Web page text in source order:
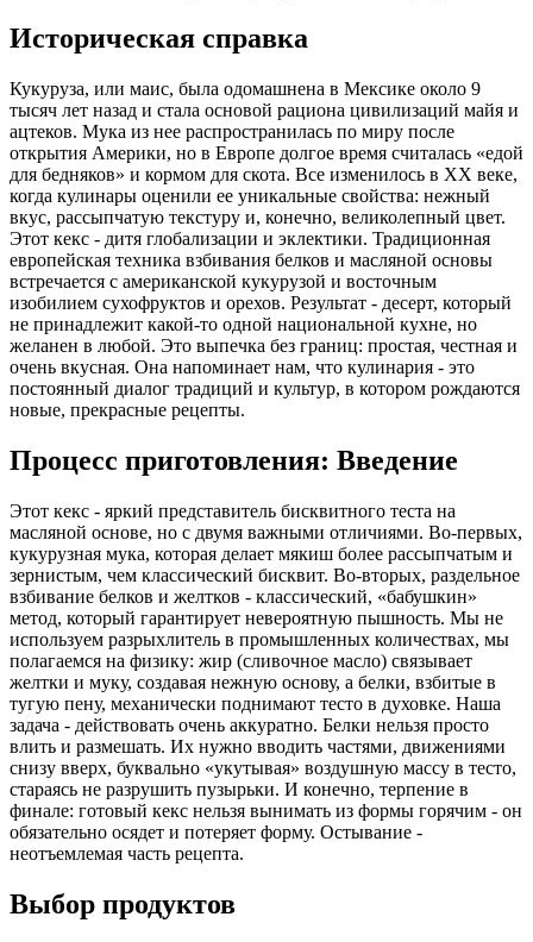
Историческая справка
Кукуруза, или маис, была одомашнена в Мексике около 9
тысяч лет назад и стала основой рациона цивилизаций майя и
ацтеков. Мука из нее распространилась по миру после
открытия Америки, но в Европе долгое время считалась «едой
для бедняков» и кормом для скота. Все изменилось в XX веке,
когда кулинары оценили ее уникальные свойства: нежный
вкус, рассыпчатую текстуру и, конечно, великолепный цвет.
Этот кекс - дитя глобализации и эклектики. Традиционная
европейская техника взбивания белков и масляной основы
встречается с американской кукурузой и восточным
изобилием сухофруктов и орехов. Результат - десерт, который
не принадлежит какой-то одной национальной кухне, но
желанен в любой. Это выпечка без границ: простая, честная и
очень вкусная. Она напоминает нам, что кулинария - это
постоянный диалог традиций и культур, в котором рождаются
новые, прекрасные рецепты.
Процесс приготовления: Введение
Этот кекс - яркий представитель бисквитного теста на
масляной основе, но с двумя важными отличиями. Во-первых,
кукурузная мука, которая делает мякиш более рассыпчатым и
зернистым, чем классический бисквит. Во-вторых, раздельное
взбивание белков и желтков - классический, «бабушкин»
метод, который гарантирует невероятную пышность. Мы не
используем разрыхлитель в промышленных количествах, мы
полагаемся на физику: жир (сливочное масло) связывает
желтки и муку, создавая нежную основу, а белки, взбитые в
тугую пену, механически поднимают тесто в духовке. Наша
задача - действовать очень аккуратно. Белки нельзя просто
влить и размешать. Их нужно вводить частями, движениями
снизу вверх, буквально «укутывая» воздушную массу в тесто,
стараясь не разрушить пузырьки. И конечно, терпение в
финале: готовый кекс нельзя вынимать из формы горячим - он
обязательно осядет и потеряет форму. Остывание -
неотъемлемая часть рецепта.
Выбор продуктов